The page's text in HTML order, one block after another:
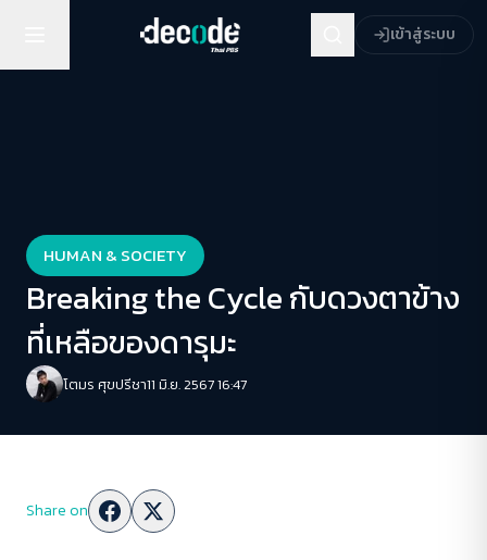
เข้าสู่ระบบ
HUMAN & SOCIETY
Breaking the Cycle กับดวงตาข้าง
ที่เหลือของดารุมะ
โตมร ศุขปรีชา11 มิ.ย. 2567 16:47
Share on